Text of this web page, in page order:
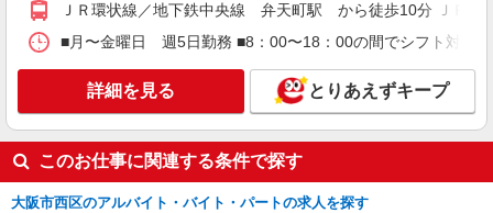
育所など）
キープ 詳細を見る
紹介予定派遣
ベルサンテ株式会社 大阪本社
保育士/扶養内 早朝/延長 シフト相談OK
残業なし 資格必須
［時給］ 1,300円〜1,500円 ・交通費全額支給
（車通勤の場合も駐車場代・ガソリン代は弊社負
ＪＲ環状線／地下鉄中央線 弁天町駅 から徒歩10分 ＪＲ
■月〜金曜日 週5日勤務 ■8：00〜18：00の間でシフト対応
詳細を見る とりあえずキープ
このお仕事に関連する条件で探す
大阪市西区のアルバイト・バイト・パートの求人を探す